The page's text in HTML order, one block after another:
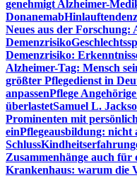
genehmigt Alzheimer-
Donanemab
Neues aus der Forschung:
Demenzrisiko
Demenzrisiko:
Alzheimer-Tag: Mensch
größter Pflegedienst in
anpassenPflege
überlastetSamuel L.
Prominenten mit
einPflegeausbildung: nicht
Schluss
Zusammenhänge auch für
Krankenhaus: warum die